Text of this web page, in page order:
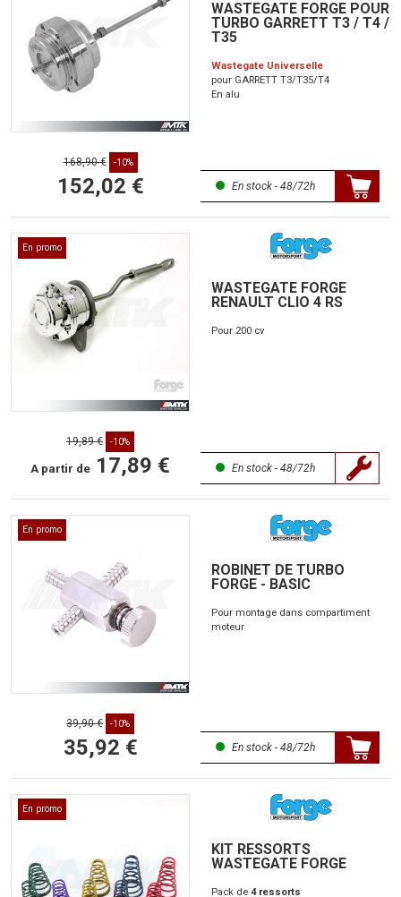
WASTEGATE FORGE POUR
TURBO GARRETT T3 / T4 /
T35
Wastegate Universelle
pour GARRETT T3/T35/T4
En alu
168,90 € -10%
152,02 € En stock - 48/72h
En promo
WASTEGATE FORGE
RENAULT CLIO 4 RS
Pour 200 cv
19,89 € -10%
A partir de 17,89 € En stock - 48/72h
En promo
ROBINET DE TURBO
FORGE - BASIC
Pour montage dans compartiment
moteur
39,90 € -10%
35,92 € En stock - 48/72h
En promo
KIT RESSORTS
WASTEGATE FORGE
Pack de 4 ressorts